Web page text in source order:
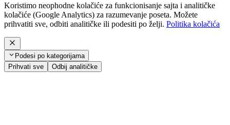
Koristimo neophodne kolačiće za funkcionisanje sajta i analitičke
kolačiće (Google Analytics) za razumevanje poseta. Možete
prihvatiti sve, odbiti analitičke ili podesiti po želji. Politika kolačića
Podesi po kategorijama
Prihvati sve
Odbij analitičke